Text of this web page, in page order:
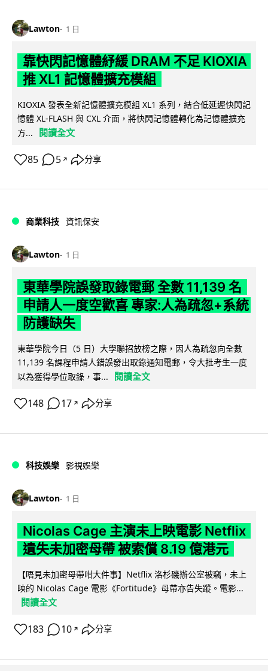
Lawton 1 日
靠快閃記憶體紓緩 DRAM 不足 KIOXIA
推 XL1 記憶體擴充模組
KIOXIA 發表全新記憶體擴充模組 XL1 系列，結合低延遲快閃記
憶體 XL-FLASH 與 CXL 介面，將快閃記憶體轉化為記憶體擴充
方...
閱讀全文
85 5 ↗ 分享
商業科技 資訊保安
Lawton 1 日
東華學院誤發取錄電郵 全數 11,139 名
申請人一度空歡喜 專家:人為疏忽+系統
防護缺失
東華學院今日（5 日）大學聯招放榜之際，因人為疏忽向全數
11,139 名課程申請人錯誤發出取錄通知電郵，令大批考生一度
以為獲得學位取錄，事...
閱讀全文
148 17 ↗ 分享
科技娛樂 影視娛樂
Lawton 1 日
Nicolas Cage 主演未上映電影 Netflix
遺失未加密母帶 被索償 8.19 億港元
【唔見未加密母帶咁大件事】Netflix 洛杉磯辦公室被竊，未上
映的 Nicolas Cage 電影《Fortitude》母帶亦告失蹤。電影...
閱讀全文
183 10 ↗ 分享